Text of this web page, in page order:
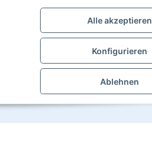
Alle akzeptieren
Konfigurieren
Ablehnen